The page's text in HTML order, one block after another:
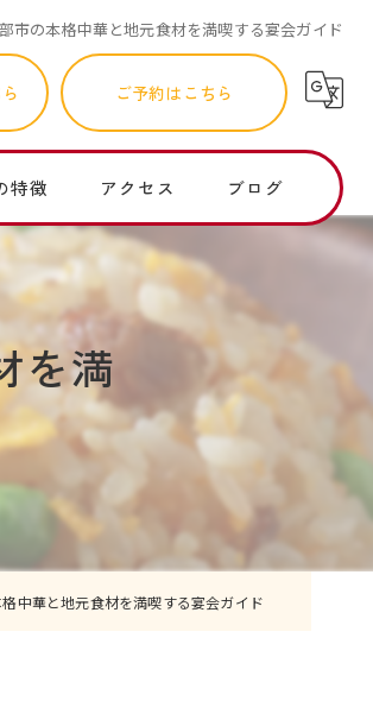
市の本格中華と地元食材を満喫する宴会ガイド
ご予約はこちら
特徴 アクセス ブログ
を満
中華と地元食材を満喫する宴会ガイド